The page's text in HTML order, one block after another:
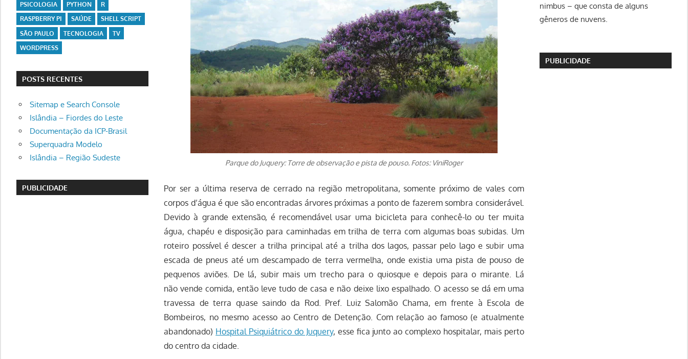
Parque do Juquery: Torre de observação e pista de pouso. Fotos: ViniRoger
Por ser a última reserva de cerrado na região metropolitana, somente próximo de vales com
corpos d’água é que são encontradas árvores próximas a ponto de fazerem sombra considerável.
Devido à grande extensão, é recomendável usar uma bicicleta para conhecê-lo ou ter muita
água, chapéu e disposição para caminhadas em trilha de terra com algumas boas subidas. Um
roteiro possível é descer a trilha principal até a trilha dos lagos, passar pelo lago e subir uma
escada de pneus até um descampado de terra vermelha, onde existia uma pista de pouso de
pequenos aviões. De lá, subir mais um trecho para o quiosque e depois para o mirante. Lá
não vende comida, então leve tudo de casa e não deixe lixo espalhado. O acesso se dá em uma
travessa de terra quase saindo da Rod. Pref. Luiz Salomão Chama, em frente à Escola de
Bombeiros, no mesmo acesso ao Centro de Detenção. Com relação ao famoso (e atualmente
abandonado) Hospital Psiquiátrico do Juquery, esse fica junto ao complexo hospitalar, mais perto
do centro da cidade.
PSICOLOGIA
PYTHON
R
RASPBERRY PI
SAÚDE
SHELL SCRIPT
SÃO PAULO
TECNOLOGIA
TV
WORDPRESS
POSTS RECENTES
Sitemap e Search Console
Islândia – Fiordes do Leste
Documentação da ICP-Brasil
Superquadra Modelo
Islândia – Região Sudeste
PUBLICIDADE
nimbus – que consta de alguns
gêneros de nuvens.
PUBLICIDADE